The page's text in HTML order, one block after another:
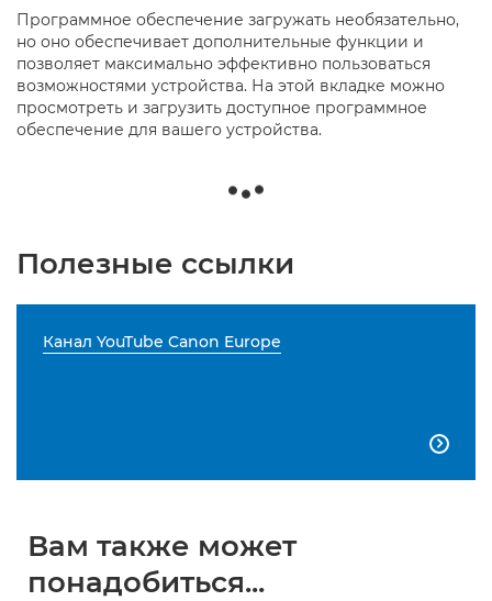
Программное обеспечение загружать необязательно,
но оно обеспечивает дополнительные функции и
позволяет максимально эффективно пользоваться
возможностями устройства. На этой вкладке можно
просмотреть и загрузить доступное программное
обеспечение для вашего устройства.
Полезные ссылки
Канал YouTube Canon Europe

Вам также может
понадобиться...